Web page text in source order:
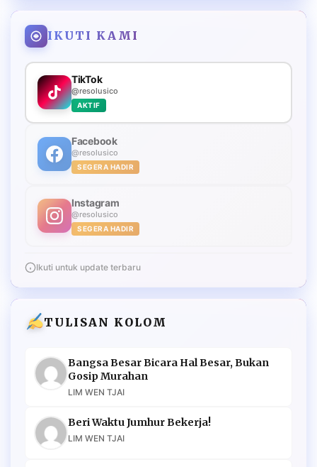
IKUTI KAMI
TikTok
@resolusico
AKTIF
Facebook
@resolusico
SEGERA HADIR
Instagram
@resolusico
SEGERA HADIR
Ikuti untuk update terbaru
TULISAN KOLOM
Bangsa Besar Bicara Hal Besar, Bukan
Gosip Murahan
LIM WEN TJAI
Beri Waktu Jumhur Bekerja!
LIM WEN TJAI